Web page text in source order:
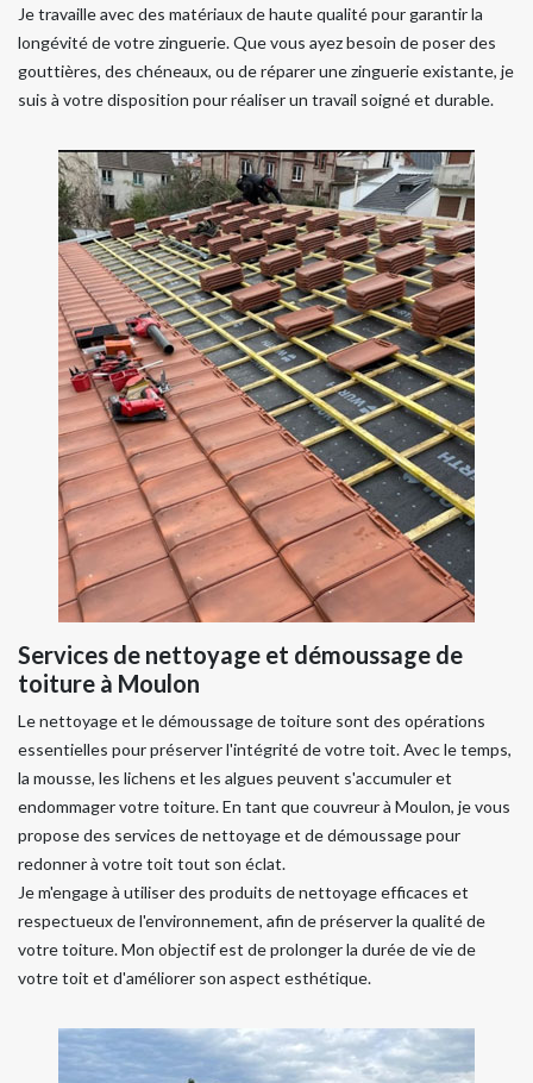
Je travaille avec des matériaux de haute qualité pour garantir la
longévité de votre zinguerie. Que vous ayez besoin de poser des
gouttières, des chéneaux, ou de réparer une zinguerie existante, je
suis à votre disposition pour réaliser un travail soigné et durable.
Services de nettoyage et démoussage de
toiture à Moulon
Le nettoyage et le démoussage de toiture sont des opérations
essentielles pour préserver l'intégrité de votre toit. Avec le temps,
la mousse, les lichens et les algues peuvent s'accumuler et
endommager votre toiture. En tant que couvreur à Moulon, je vous
propose des services de nettoyage et de démoussage pour
redonner à votre toit tout son éclat.
Je m'engage à utiliser des produits de nettoyage efficaces et
respectueux de l'environnement, afin de préserver la qualité de
votre toiture. Mon objectif est de prolonger la durée de vie de
votre toit et d'améliorer son aspect esthétique.